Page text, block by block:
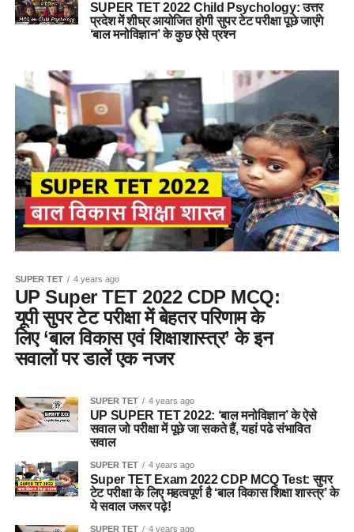
SUPER TET 2022 Child Psychology: उत्तर
प्रदेश में शीघ्र आयोजित होगी सुपर टेट परीक्षा पूछे जाएंगे
‘बाल मनोविज्ञान’ के कुछ ऐसे प्रश्न
SUPER TET 4 years ago
UP Super TET 2022 CDP MCQ:
यूपी सुपर टेट परीक्षा में बेहतर परिणाम के
लिए ‘बाल विकास एवं शिक्षाशास्त्र’ के इन
सवालों पर डालें एक नजर
SUPER TET 4 years ago
UP SUPER TET 2022: ‘बाल मनोविज्ञान’ के ऐसे
सवाल जो परीक्षा में पूछे जा सकते हैं, यहां पढे संभावित
सवाल
SUPER TET 4 years ago
Super TET Exam 2022 CDP MCQ Test: सुपर
टेट परीक्षा के लिए महत्वपूर्ण है ‘बाल विकास शिक्षा शास्त्र’ के
ये सवाल जरूर पढ़े!
SUPER TET 4 years ago